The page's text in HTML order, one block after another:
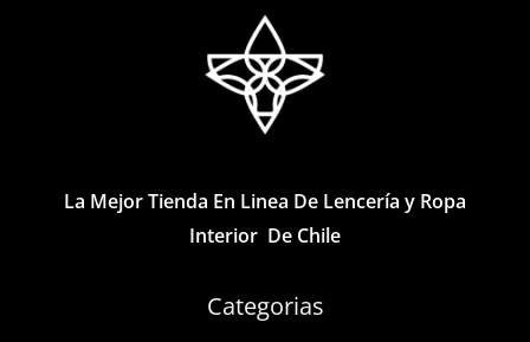
página
se
pueden
página
de
La Mejor Tienda En Linea De Lencería y Ropa
Interior De Chile
Categorias